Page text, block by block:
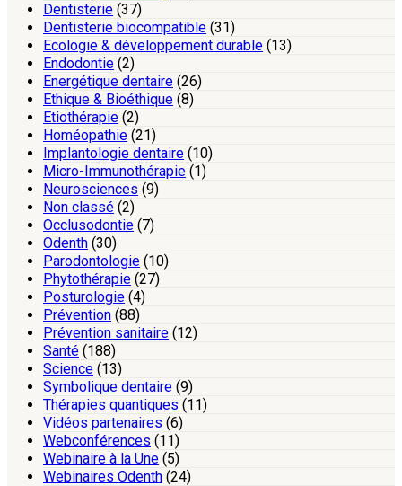
Dentisterie (37)
Dentisterie biocompatible (31)
Ecologie & développement durable (13)
Endodontie (2)
Energétique dentaire (26)
Ethique & Bioéthique (8)
Etiothérapie (2)
Homéopathie (21)
Implantologie dentaire (10)
Micro-Immunothérapie (1)
Neurosciences (9)
Non classé (2)
Occlusodontie (7)
Odenth (30)
Parodontologie (10)
Phytothérapie (27)
Posturologie (4)
Prévention (88)
Prévention sanitaire (12)
Santé (188)
Science (13)
Symbolique dentaire (9)
Thérapies quantiques (11)
Vidéos partenaires (6)
Webconférences (11)
Webinaire à la Une (5)
Webinaires Odenth (24)